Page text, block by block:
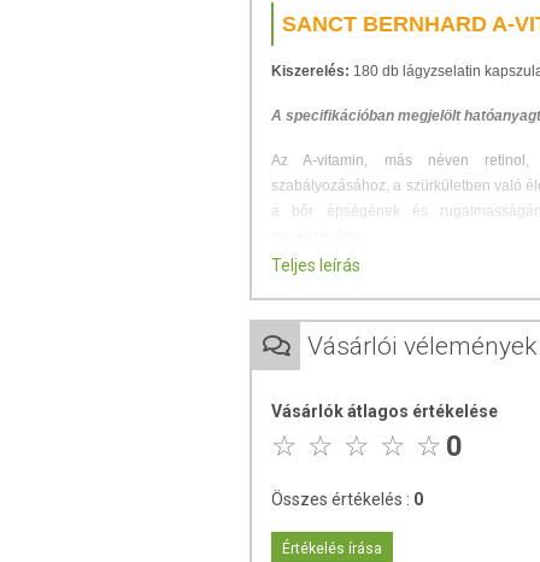
SANCT BERNHARD A-
Kiszerelés: 180 db lágyzselatin
A specifikációban megjelölt
Az A-vitamin, más néven retinol,
szabályozásához, a szürkületben való
a bőr épségének és
gyulladásokat.
Az egyik legismertebb jótékony hatása,
Alkalmazása javasolt:
a szem egészségének
rossz világítási viszonyok között
gyakori képernyő használat
Teljes leírás
Vásárlói vélemények
Vásárlók átlagos értékelése
0
Összes értékelés : 0
Értékelés írása